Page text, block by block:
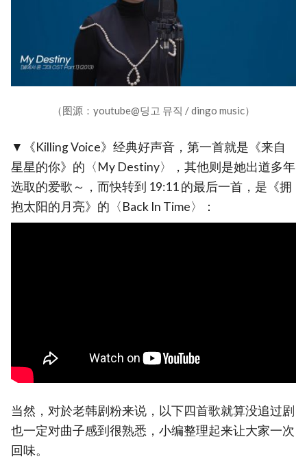
（图源：youtube@딩고 뮤직 / dingo music）
▼《Killing Voice》经典好声音，第一首就是《来自
星星的你》的〈My Destiny〉，其他则是她出道多年
选取的爱歌～，而快转到 19:11 的最后一首，是《拥
抱太阳的月亮》的〈Back In Time〉：
当然，对於老韩剧粉来说，以下四首歌就算没追过剧
也一定对曲子感到很熟悉，小编整理起来让大家一次
回味。